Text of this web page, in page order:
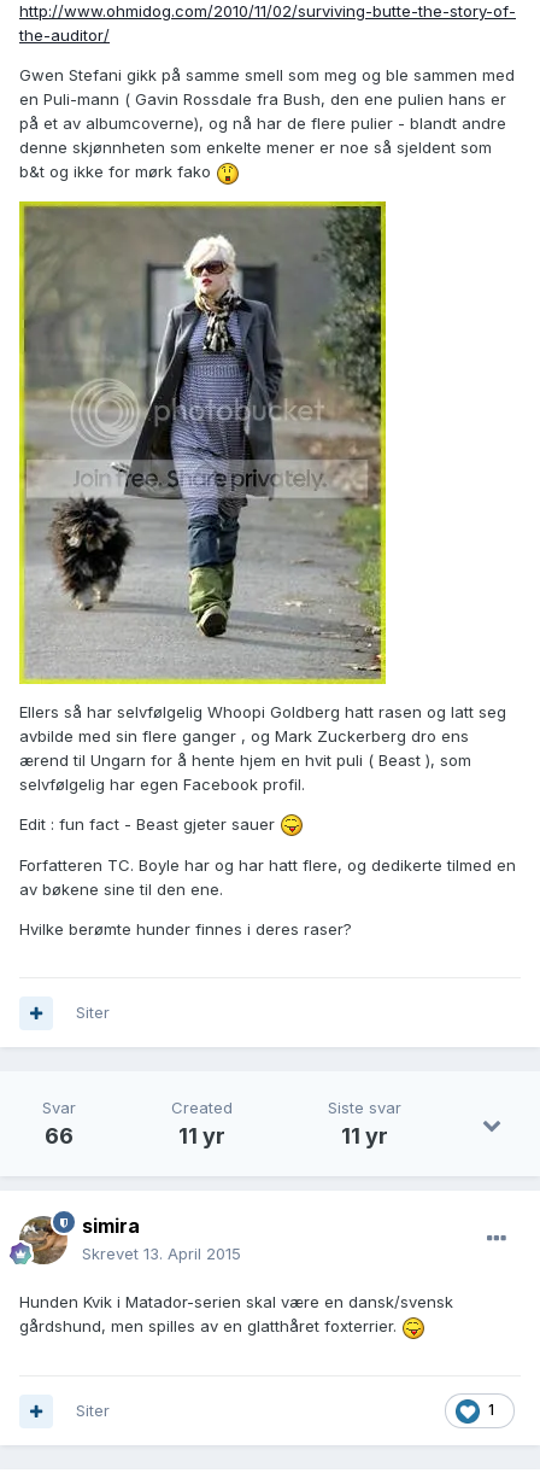
http://www.ohmidog.com/2010/11/02/surviving-butte-the-story-of-
the-auditor/
Gwen Stefani gikk på samme smell som meg og ble sammen med
en Puli-mann ( Gavin Rossdale fra Bush, den ene pulien hans er
på et av albumcoverne), og nå har de flere pulier - blandt andre
denne skjønnheten som enkelte mener er noe så sjeldent som
b&t og ikke for mørk fako
Ellers så har selvfølgelig Whoopi Goldberg hatt rasen og latt seg
avbilde med sin flere ganger , og Mark Zuckerberg dro ens
ærend til Ungarn for å hente hjem en hvit puli ( Beast ), som
selvfølgelig har egen Facebook profil.
Edit : fun fact - Beast gjeter sauer
Forfatteren TC. Boyle har og har hatt flere, og dedikerte tilmed en
av bøkene sine til den ene.
Hvilke berømte hunder finnes i deres raser?
Siter
Svar
66
Created
11 yr
Siste svar
11 yr
simira
Skrevet 13. April 2015
Hunden Kvik i Matador-serien skal være en dansk/svensk
gårdshund, men spilles av en glatthåret foxterrier.
1
Siter